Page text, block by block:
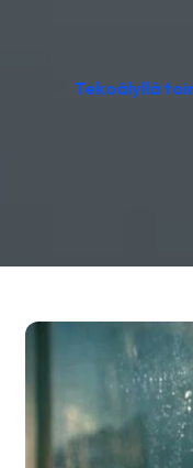
Tekoälyllä